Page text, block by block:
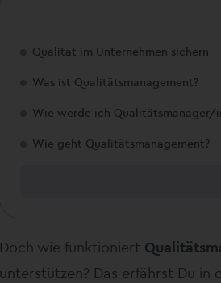
Qualität im Unternehmen sichern
Was ist Qualitätsmanagement?
Wie werde ich Qualitätsmanager/
Wie geht Qualitätsmanagement?
Doch wie funktioniert
unterstützen? Das erfährst Du in